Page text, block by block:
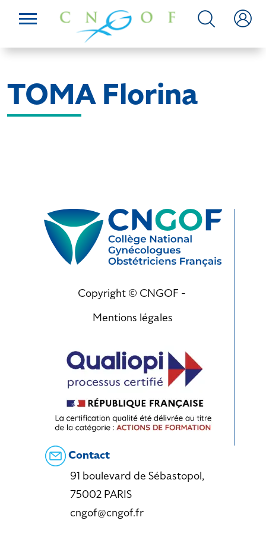
TOMA Florina
Copyright © CNGOF -
Mentions légales
Contact
91 boulevard de Sébastopol,
75002 PARIS
cngof@cngof.fr